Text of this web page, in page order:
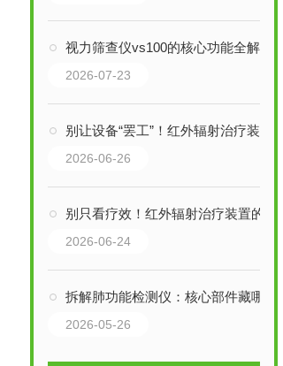
视力筛查仪vs100的核心功能全解析：从精准检测到风险预警，一步到位！
2026-07-23
别让设备“罢工”！红外辐射治疗装置的维护保养，关键细节全拆解
2026-06-26
别只看疗效！红外辐射治疗装置的核心结构，藏着这些关键细节
2026-06-24
拆解肺功能检测仪：核心部件藏哪些“关键密码”？
2026-05-26